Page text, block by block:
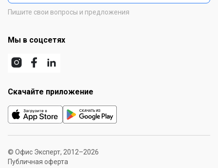
Пишите свои вопросы и предложения
Мы в соцсетях
Скачайте приложение
© Офис Эксперт, 2012–2026
Публичная оферта